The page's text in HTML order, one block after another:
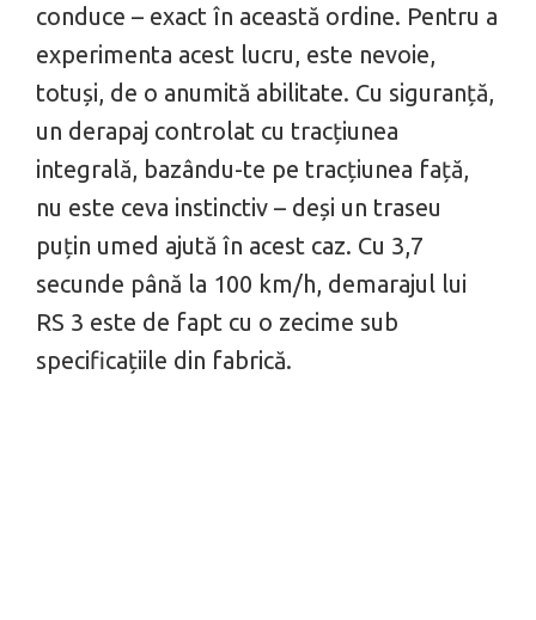
conduce – exact în această ordine. Pentru a
experimenta acest lucru, este nevoie,
totuși, de o anumită abilitate. Cu siguranță,
un derapaj controlat cu tracțiunea
integrală, bazându-te pe tracțiunea față,
nu este ceva instinctiv – deși un traseu
puțin umed ajută în acest caz. Cu 3,7
secunde până la 100 km/h, demarajul lui
RS 3 este de fapt cu o zecime sub
specificațiile din fabrică.